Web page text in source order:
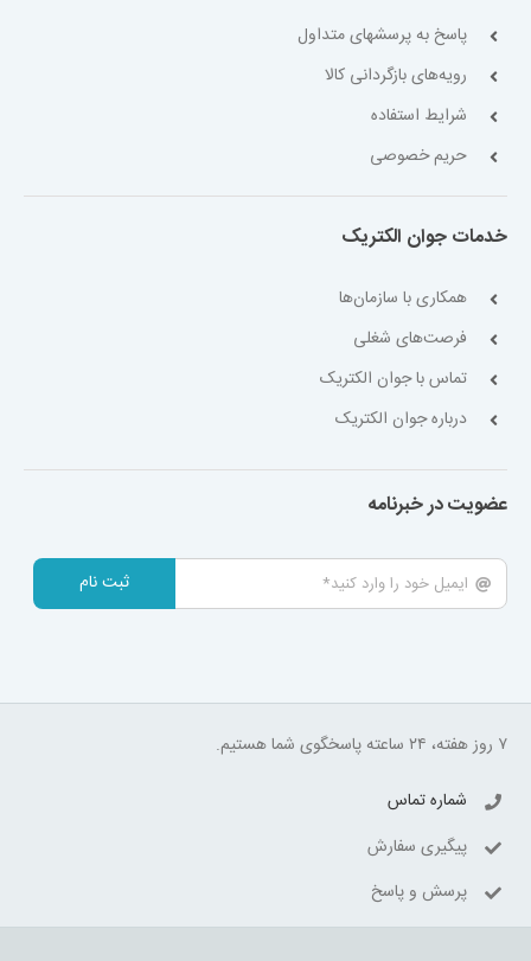
پاسخ به پرسشهای متداول
رویه‌های بازگردانی کالا
شرایط استفاده
حریم خصوصی
خدمات جوان الکتریک
همکاری با سازمان‌ها
فرصت‌های شغلی
تماس با جوان الکتریک
درباره جوان الکتریک
عضویت در خبرنامه
ثبت نام
۷ روز هفته، ۲۴ ساعته پاسخگوی شما هستیم.
شماره تماس
پیگیری سفارش
پرسش و پاسخ